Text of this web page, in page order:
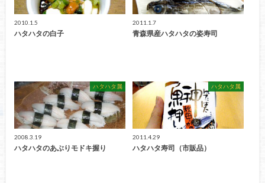
2010.1.5
ハタハタの白子
2011.1.7
青森県産ハタハタの姿寿司
ハタハタ属
2008.3.19
ハタハタのあぶりモドキ握り
ハタハタ属
2011.4.29
ハタハタ寿司（市販品）